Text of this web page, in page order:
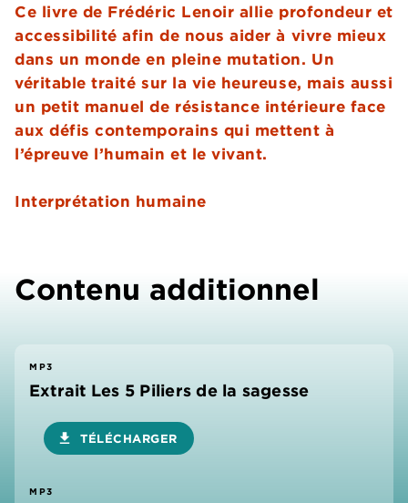
Ce livre de Frédéric Lenoir allie profondeur et
accessibilité afin de nous aider à vivre mieux
dans un monde en pleine mutation. Un
véritable traité sur la vie heureuse, mais aussi
un petit manuel de résistance intérieure face
aux défis contemporains qui mettent à
l’épreuve l’humain et le vivant.
Interprétation humaine
Contenu additionnel
MP3
Extrait Les 5 Piliers de la sagesse
download TÉLÉCHARGER
MP3